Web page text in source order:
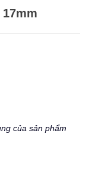
của sản phẩm